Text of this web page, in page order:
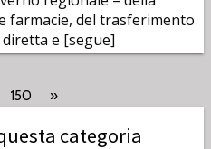
farmacie, del trasferimento
e [segue]
150 »
categoria